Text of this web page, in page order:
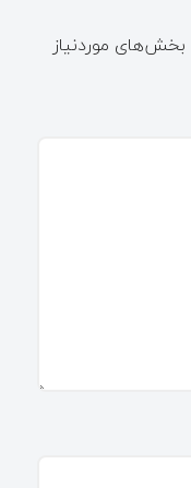
بخش‌های موردنیاز